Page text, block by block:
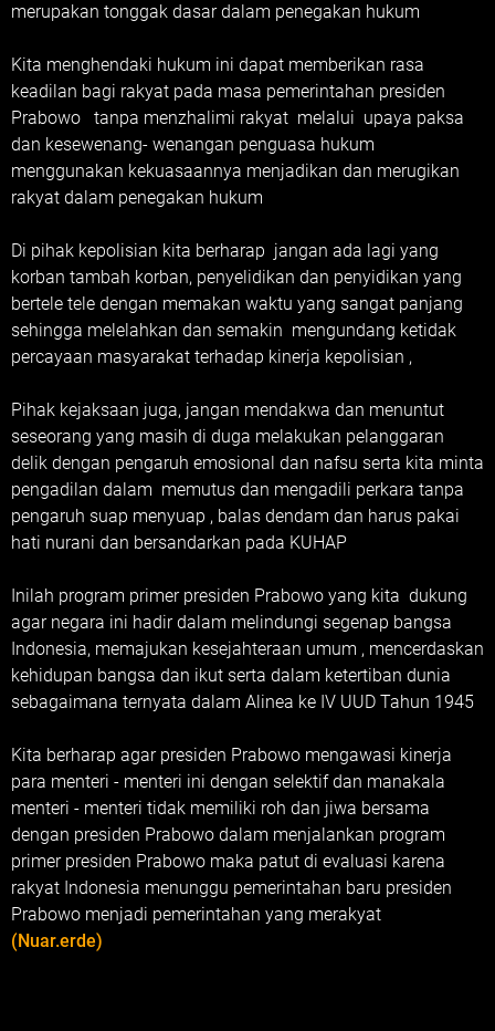
merupakan tonggak dasar dalam penegakan hukum
Kita menghendaki hukum ini dapat memberikan rasa
keadilan bagi rakyat pada masa pemerintahan presiden
Prabowo tanpa menzhalimi rakyat melalui upaya paksa
dan kesewenang- wenangan penguasa hukum
menggunakan kekuasaannya menjadikan dan merugikan
rakyat dalam penegakan hukum
Di pihak kepolisian kita berharap jangan ada lagi yang
korban tambah korban, penyelidikan dan penyidikan yang
bertele tele dengan memakan waktu yang sangat panjang
sehingga melelahkan dan semakin mengundang ketidak
percayaan masyarakat terhadap kinerja kepolisian ,
Pihak kejaksaan juga, jangan mendakwa dan menuntut
seseorang yang masih di duga melakukan pelanggaran
delik dengan pengaruh emosional dan nafsu serta kita minta
pengadilan dalam memutus dan mengadili perkara tanpa
pengaruh suap menyuap , balas dendam dan harus pakai
hati nurani dan bersandarkan pada KUHAP
Inilah program primer presiden Prabowo yang kita dukung
agar negara ini hadir dalam melindungi segenap bangsa
Indonesia, memajukan kesejahteraan umum , mencerdaskan
kehidupan bangsa dan ikut serta dalam ketertiban dunia
sebagaimana ternyata dalam Alinea ke IV UUD Tahun 1945
Kita berharap agar presiden Prabowo mengawasi kinerja
para menteri - menteri ini dengan selektif dan manakala
menteri - menteri tidak memiliki roh dan jiwa bersama
dengan presiden Prabowo dalam menjalankan program
primer presiden Prabowo maka patut di evaluasi karena
rakyat Indonesia menunggu pemerintahan baru presiden
Prabowo menjadi pemerintahan yang merakyat
(Nuar.erde)